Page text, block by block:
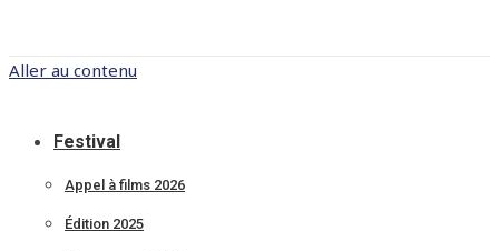
Aller au contenu
Festival
Appel à films 2026
Édition 2025